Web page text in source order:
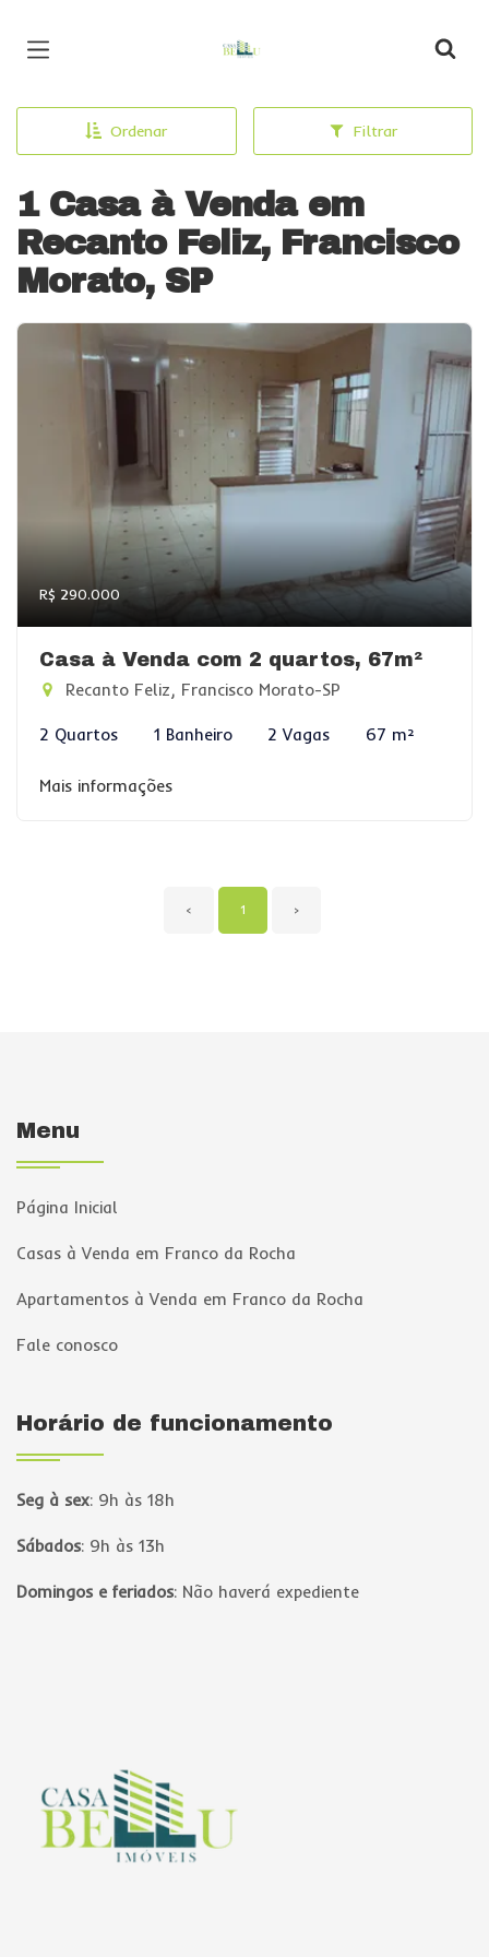
Ordenar Filtrar
1 Casa à Venda em
Recanto Feliz, Francisco
Morato, SP
R$ 290.000
Casa à Venda com 2 quartos, 67m²
Recanto Feliz, Francisco Morato-SP
2 Quartos 1 Banheiro 2 Vagas 67 m²
Mais informações
‹ 1 ›
Menu
Página Inicial
Casas à Venda em Franco da Rocha
Apartamentos à Venda em Franco da Rocha
Fale conosco
Horário de funcionamento
Seg à sex: 9h às 18h
Sábados: 9h às 13h
Domingos e feriados: Não haverá expediente